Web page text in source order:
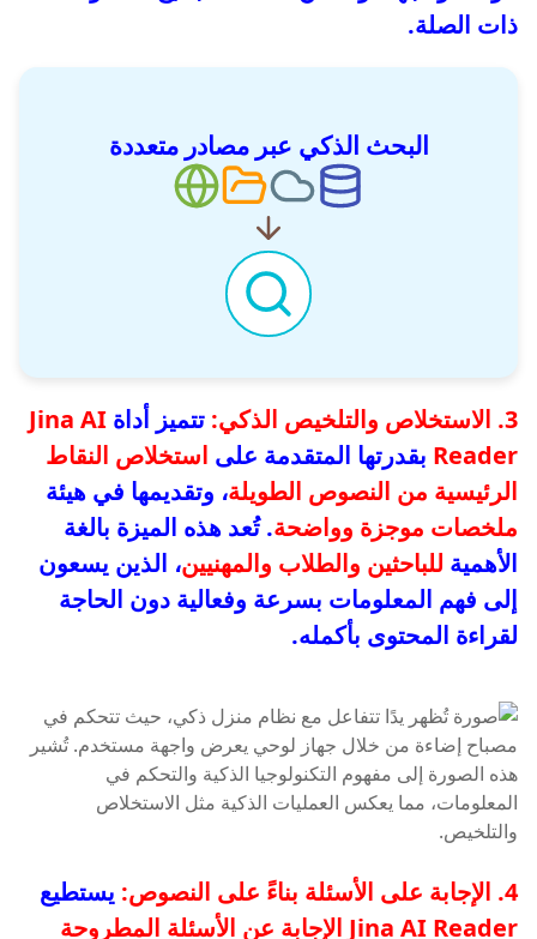
ذات الصلة.
البحث الذكي عبر مصادر متعددة
3. الاستخلاص والتلخيص الذكي: تتميز أداة Jina AI
Reader بقدرتها المتقدمة على استخلاص النقاط
الرئيسية من النصوص الطويلة، وتقديمها في هيئة
ملخصات موجزة وواضحة. تُعد هذه الميزة بالغة
الأهمية للباحثين والطلاب والمهنيين، الذين يسعون
إلى فهم المعلومات بسرعة وفعالية دون الحاجة
لقراءة المحتوى بأكمله.
4. الإجابة على الأسئلة بناءً على النصوص:
يستطيع
Jina AI Reader الإجابة عن الأسئلة المطروحة